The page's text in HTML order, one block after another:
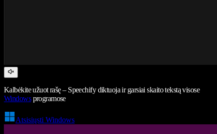
Kalbėkite užuot rašę – Speechify diktuoja ir garsiai skaito tekstą visose
Windowsprogramose
Atsisiųsti Windows